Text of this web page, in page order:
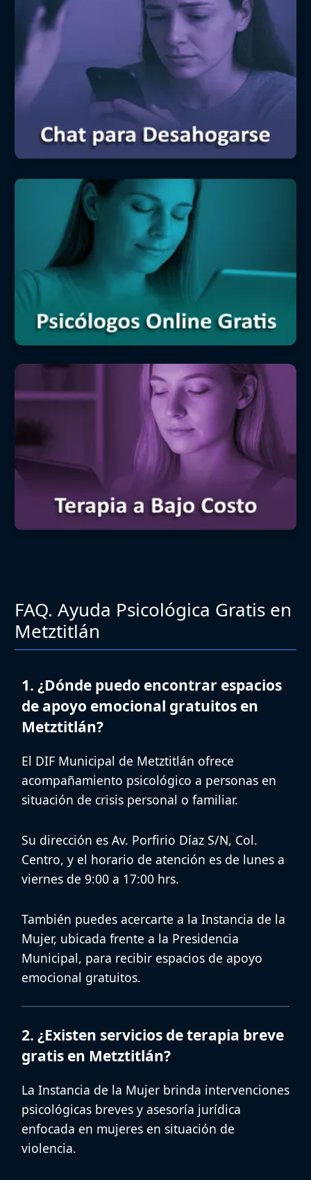
FAQ. Ayuda Psicológica Gratis en
Metztitlán
1. ¿Dónde puedo encontrar espacios
de apoyo emocional gratuitos en
Metztitlán?
El DIF Municipal de Metztitlán ofrece
acompañamiento psicológico a personas en
situación de crisis personal o familiar.
Su dirección es Av. Porfirio Díaz S/N, Col.
Centro, y el horario de atención es de lunes a
viernes de 9:00 a 17:00 hrs.
También puedes acercarte a la Instancia de la
Mujer, ubicada frente a la Presidencia
Municipal, para recibir espacios de apoyo
emocional gratuitos.
2. ¿Existen servicios de terapia breve
gratis en Metztitlán?
La Instancia de la Mujer brinda intervenciones
psicológicas breves y asesoría jurídica
enfocada en mujeres en situación de
violencia.